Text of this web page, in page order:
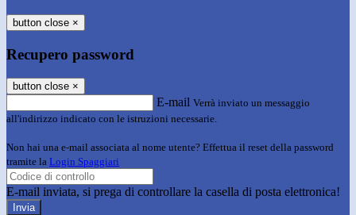
button close ×
Recupero password
button close ×
E-mail Verrà inviato un messaggio
all'indirizzo indicato con le istruzioni necessarie.
Non hai una e-mail associata al nome utente? Effettua il reset della password
tramite la Login Spaggiari
E-mail inviata, si prega di controllare la casella di posta elettronica!